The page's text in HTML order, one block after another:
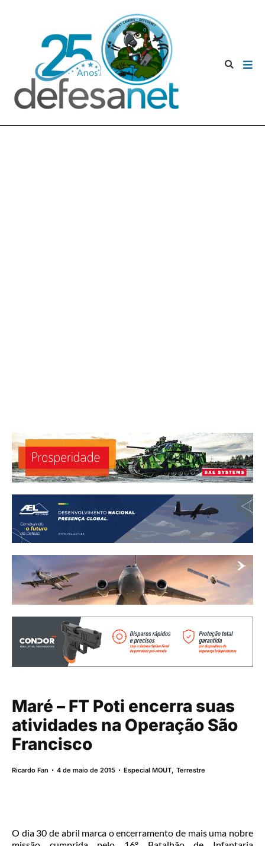
Maré – FT Poti encerra suas
atividades na Operação São
Francisco
Ricardo Fan 4 de maio de 2015 Especial MOUT,Terrestre
O dia 30 de abril marca o encerramento de mais uma nobre